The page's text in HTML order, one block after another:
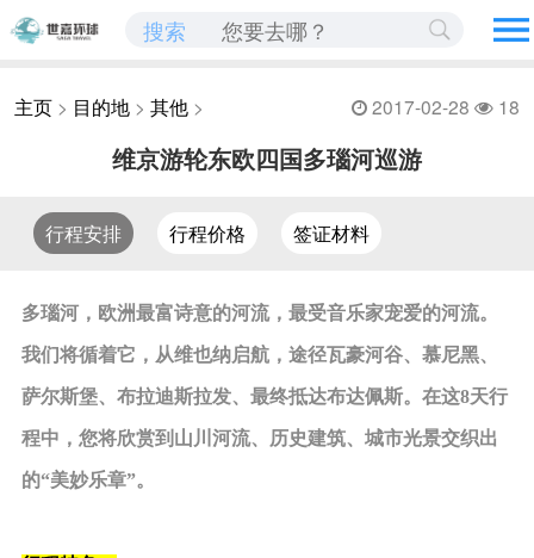
搜索
主页 > 目的地 > 其他 > 2017-02-28 18
维京游轮东欧四国多瑙河巡游
行程安排 行程价格 签证材料
多瑙河，欧洲最富诗意的河流，最受音乐家宠爱的河流。
我们将循着它，从维也纳启航，途径瓦豪河谷、慕尼黑、
萨尔斯堡、布拉迪斯拉发、最终抵达布达佩斯。在这8天行
程中，您将欣赏到山川河流、历史建筑、城市光景交织出
的“美妙乐章”。